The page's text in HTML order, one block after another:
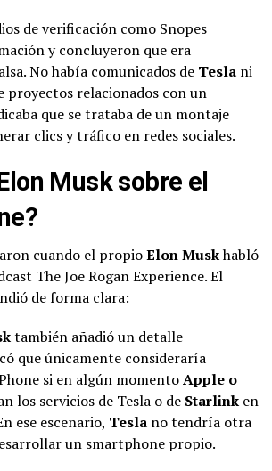
de verificación como Snopes
y concluyeron que era
No había comunicados de Tesla ni
proyectos relacionados con un
que se trataba de un montaje
clics y tráfico en redes sociales.
Musk sobre el
cuando el propioElon Muskhabló
The Joe Rogan Experience. El
de forma clara:
también añadió un detalle
que únicamente consideraría
si en algún momentoApple o
los servicios de Tesla o de Starlink en
ese escenario, Tesla no tendría otra
un smartphone propio.